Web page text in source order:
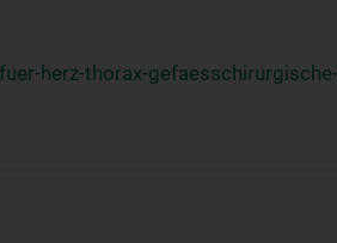
herz-thorax-